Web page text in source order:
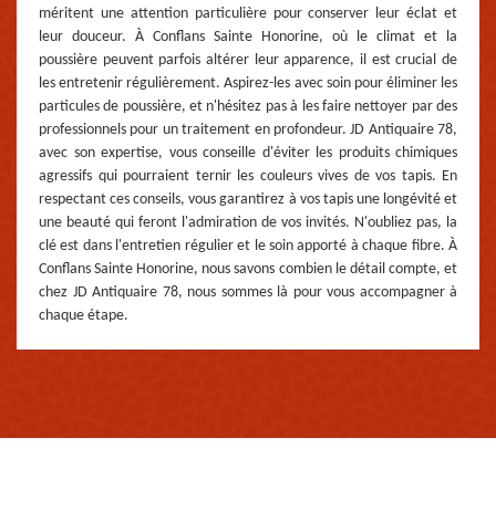
méritent une attention particulière pour conserver leur éclat et
leur douceur. À Conflans Sainte Honorine, où le climat et la
poussière peuvent parfois altérer leur apparence, il est crucial de
les entretenir régulièrement. Aspirez-les avec soin pour éliminer les
particules de poussière, et n'hésitez pas à les faire nettoyer par des
professionnels pour un traitement en profondeur. JD Antiquaire 78,
avec son expertise, vous conseille d'éviter les produits chimiques
agressifs qui pourraient ternir les couleurs vives de vos tapis. En
respectant ces conseils, vous garantirez à vos tapis une longévité et
une beauté qui feront l'admiration de vos invités. N'oubliez pas, la
clé est dans l'entretien régulier et le soin apporté à chaque fibre. À
Conflans Sainte Honorine, nous savons combien le détail compte, et
chez JD Antiquaire 78, nous sommes là pour vous accompagner à
chaque étape.